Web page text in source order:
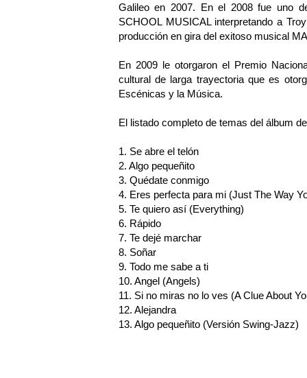
Galileo en 2007. En el 2008 fue uno
SCHOOL MUSICAL interpretando a
producción en gira del exitoso musical
En 2009 le otorgaron el Premio
cultural de larga trayectoria que es
Escénicas y la Música.
El listado completo de temas del álbum
1. Se abre el telón
2. Algo pequeñito
3. Quédate conmigo
4. Eres perfecta para mi (Just The Way
5. Te quiero así (Everything)
6. Rápido
7. Te dejé marchar
8. Soñar
9. Todo me sabe a ti
10. Angel (Angels)
11. Si no miras no lo ves (A Clue About
12. Alejandra
13. Algo pequeñito (Versión Swing-Jazz)